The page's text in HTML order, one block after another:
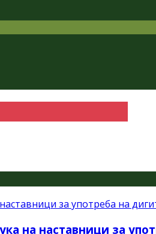
на наставници за